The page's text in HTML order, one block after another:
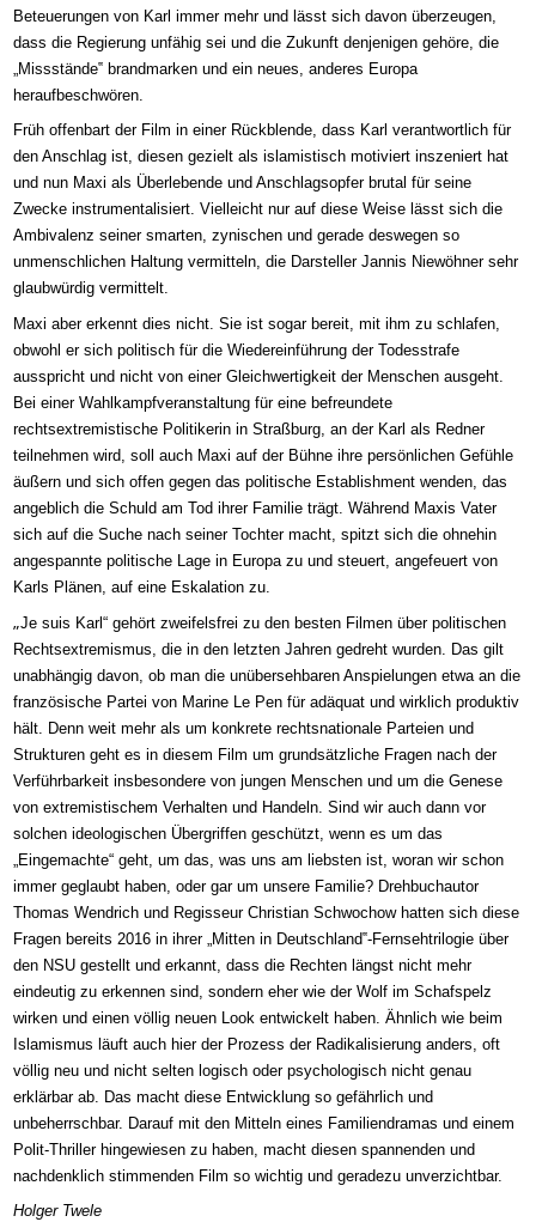
Beteuerungen von Karl immer mehrund lässtsich davon überzeugen,
dass die Regierung unfähig sei und die Zukunft denjenigen gehöre, die
Missstände‟ brandmarken und einneues anderes Europa
heraufbeschwören.
Früh offenbart der Filmin einer Rückblende, dass Karlverantwortlich für
den Anschlag ist,diesen gezielt alsislamistisch motiviert inszeniert hat
undnun Maxi als Überlebendeund Anschlagsopferbrutalfür seine
Zwecke instrumentalisiert. Vielleicht nur auf diese Weise lässt sichdie
Ambivalenzseiner smarten, zynischen undgeradedeswegen so
unmenschlichen Haltung vermitteln,die DarstellerJannis Niewöhnersehr
glaubwürdig vermittelt.
Maxi abererkennt dies nicht.Sieist sogar bereit, mit ihm zu schlafen,
obwohl ersich politisch für die Wiedereinführung der Todesstrafe
aussprichtundnicht von einer Gleichwertigkeit der Menschen ausgeht.
Bei einer Wahlkampfveranstaltung für eine befreundete
rechtsextremistische Politikerin inStraßburg , an derKarlals Redner
teilnehmen wird, sollauch Maxiauf der Bühneihre persönlichen Gefühle
äußern und sich offen gegen daspolitische Establishment wenden, das
angeblich die Schuld am Tod ihrer Familie trägt.Während Maxis Vater
sich auf die Suche nach seiner Tochter macht, spitzt sich dieohnehin
angespanntepolitische Lage in Europa zuund steuert, angefeuert von
Karls Plänen, auf eine Eskalation zu.
„Je suis Karl“ gehört zweifelsfrei zu den besten Filmen über politischen
Rechtsextremismus, diein den letzten Jahren gedreht wurden. Das gilt
unabhängig davon, ob man die unübersehbaren Anspielungen etwa an die
französische Partei von Marine Le Penfüradäquat undwirklichproduktiv
hält. Denn weit mehr als um konkrete rechtsnationale Parteien und
Strukturen geht es in diesem Film um grundsätzliche Fragen nach der
Verführbarkeit insbesondere von jungen Menschen und um die Genese
vonextremistischem Verhalten und Handeln. Sind wir auch dann vor
solchen ideologischen Übergriffen geschützt, wenn es um das
„Eingemachte“ geht, um das, was uns am liebsten ist, woran wir schon
immer geglaubt haben, odergarum unsere Familie? Drehbuchautor
Thomas Wendrich und Regisseur Christian Schwochowhatten sich diese
Fragenbereits 2016 in ihrer „ Mitten in Deutschland‟-Fernsehtrilogie über
den NSU gestelltund erkannt, dass die Rechten längst nicht mehr
eindeutig zu erkennen sind, sondern eher wie der Wolf im Schafspelz
wirken und einen völlig neuen Look entwickelt haben. Ähnlich wie beim
Islamismusläuft auch hier der Prozess der Radikalisierung anders, oft
völlig neu und nicht selten logisch oder psychologisch nichtgenau
erklärbar ab. Das macht diese Entwicklung so gefährlich und
unbeherrschbar. Darauf mit den Mitteln eines Familiendramas und einem
Polit-Thriller hingewiesen zu haben,macht diesen spannenden und
nachdenklich stimmenden Film so wichtig und geradezu unverzichtbar.
Holger Twele